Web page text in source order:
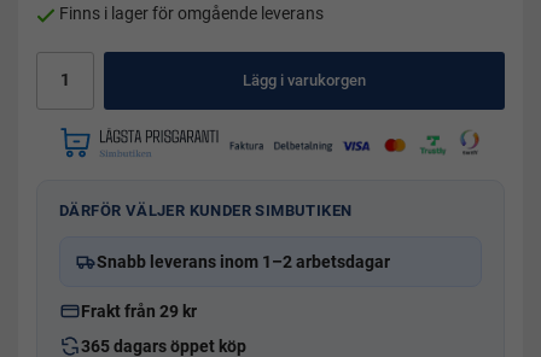
Finns i lager för omgående leverans
Lägg i varukorgen
DÄRFÖR VÄLJER KUNDER SIMBUTIKEN
Snabb leverans inom 1–2 arbetsdagar
Frakt från 29 kr
365 dagars öppet köp